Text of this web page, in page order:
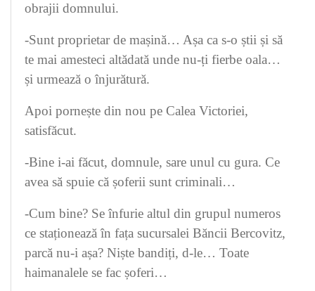
obrajii domnului.
-Sunt proprietar de mașină… Așa ca s-o știi și să
te mai amesteci altădată unde nu-ți fierbe oala…
și urmează o înjurătură.
Apoi pornește din nou pe Calea Victoriei,
satisfăcut.
-Bine i-ai făcut, domnule, sare unul cu gura. Ce
avea să spuie că șoferii sunt criminali…
-Cum bine? Se înfurie altul din grupul numeros
ce staționează în fața sucursalei Băncii Bercovitz,
parcă nu-i așa? Niște bandiți, d-le… Toate
haimanalele se fac șoferi…